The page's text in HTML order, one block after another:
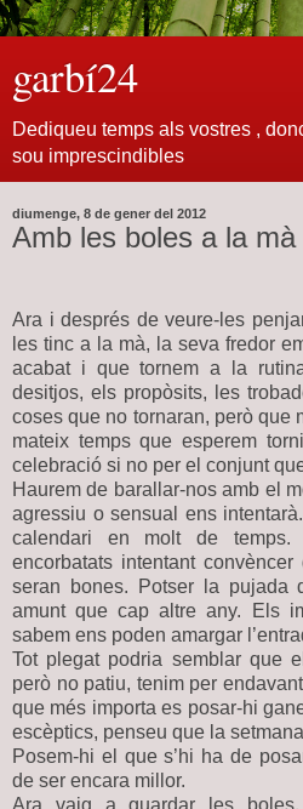
garbí24
Dediqueu temps als vostres ,
sou imprescindibles
diumenge, 8 de gener del 2012
Amb les boles a la mà
Ara i després de veure-les
les tinc a la mà, la seva fredor
acabat i que tornem a la
desitjos, els propòsits, les
coses que no tornaran, però que
mateix temps que esperem
celebració si no per el conjunt
Haurem de barallar-nos amb el
agressiu o sensual ens
calendari en molt de temps.
encorbatats intentant
seran bones. Potser la pujada
amunt que cap altre any. Els
sabem ens poden amargar
Tot plegat podria semblar que
però no patiu, tenim per
que més importa es posar-hi
escèptics, penseu que la
Posem-hi el que s’hi ha de
de ser encara millor.
Ara vaig a guardar les